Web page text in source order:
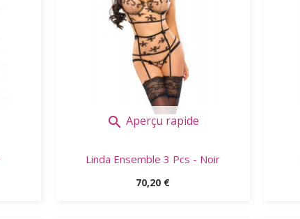
 Aperçu rapide
Linda Ensemble 3 Pcs - Noir
Prix
70,20 €